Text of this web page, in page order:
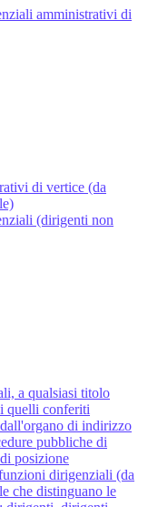
amministrativi di
di vertice (da
(dirigenti non
a qualsiasi titolo
quelli conferiti
di indirizzo
pubbliche di
posizione
dirigenziali (da
che distinguano le